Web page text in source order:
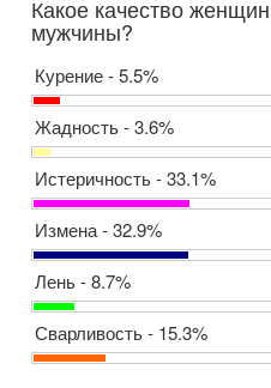
Какое качество
мужчины?
Курение - 5.5%
Жадность - 3.6%
Истеричность - 33.1%
Измена - 32.9%
Лень - 8.7%
Сварливость - 15.3%